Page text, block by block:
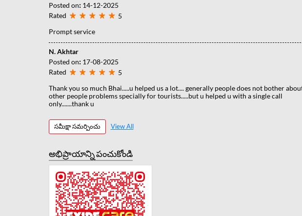
Posted on: 14-12-2025
Rated
5
Prompt service
N. Akhtar
Posted on: 17-08-2025
Rated
5
Thank you so much Bhai.....u helped us a lot.... generally people does not bother
other people problems specially for tourists.....but u helped u with a single call
only.......thank u
సమీక్షా సమర్పించు View All
అభిప్రాయాన్ని పంచుకోండి